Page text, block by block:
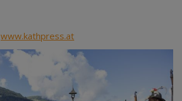
www.kathpress.at